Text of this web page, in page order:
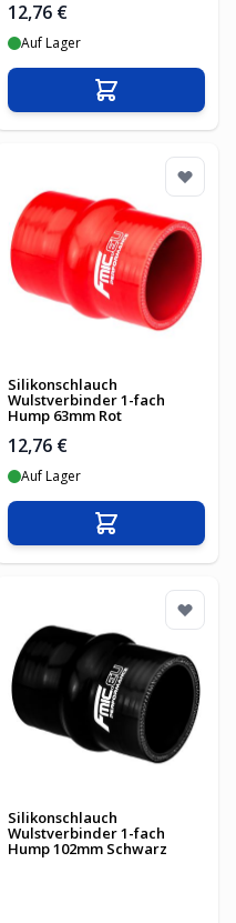
12,76 €
Auf Lager
In den
Silikonschlauch
Wulstverbinder 1-fach
Hump 63mm Rot
12,76 €
Auf Lager
In den
Silikonschlauch
Wulstverbinder 1-fach
Hump 102mm Schwarz